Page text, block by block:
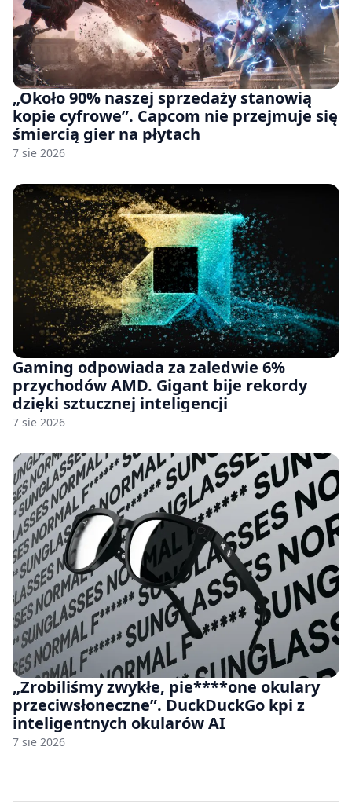
„Około 90% naszej sprzedaży stanowią
kopie cyfrowe”. Capcom nie przejmuje się
śmiercią gier na płytach
7 sie 2026
Gaming odpowiada za zaledwie 6%
przychodów AMD. Gigant bije rekordy
dzięki sztucznej inteligencji
7 sie 2026
„Zrobiliśmy zwykłe, pie****one okulary
przeciwsłoneczne”. DuckDuckGo kpi z
inteligentnych okularów AI
7 sie 2026